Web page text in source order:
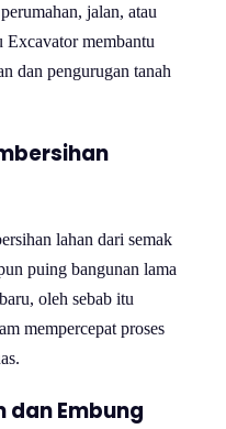
jalan, atau
Excavator membantu
dan pengurugan tanah
lahan dari semak
puing bangunan lama
oleh sebab itu
mempercepat proses
dan Embung